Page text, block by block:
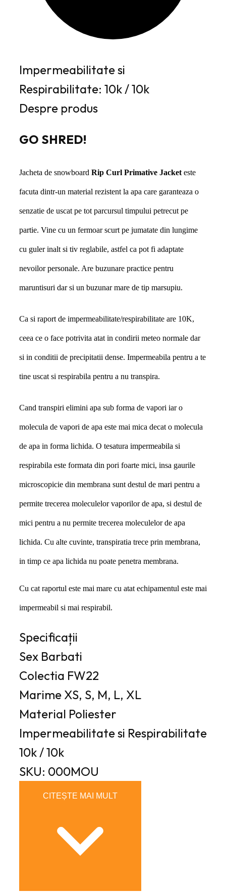
Impermeabilitate si
Respirabilitate: 10k / 10k
Despre produs
GO SHRED!
Jacheta de snowboard Rip Curl Primative Jacket este
facuta dintr-un material rezistent la apa care garanteaza o
senzatie de uscat pe tot parcursul timpului petrecut pe
partie. Vine cu un fermoar scurt pe jumatate din lungime
cu guler inalt si tiv reglabile, astfel ca pot fi adaptate
nevoilor personale. Are buzunare practice pentru
maruntisuri dar si un buzunar mare de tip marsupiu.
Ca si raport de impermeabilitate/respirabilitate are 10K,
ceea ce o face potrivita atat in condirii meteo normale dar
si in conditii de precipitatii dense. Impermeabila pentru a te
tine uscat si respirabila pentru a nu transpira.
Cand transpiri elimini apa sub forma de vapori iar o
molecula de vapori de apa este mai mica decat o molecula
de apa in forma lichida. O tesatura impermeabila si
respirabila este formata din pori foarte mici, insa gaurile
microscopicie din membrana sunt destul de mari pentru a
permite trecerea moleculelor vaporilor de apa, si destul de
mici pentru a nu permite trecerea moleculelor de apa
lichida. Cu alte cuvinte, transpiratia trece prin membrana,
in timp ce apa lichida nu poate penetra membrana.
Cu cat raportul este mai mare cu atat echipamentul este mai
impermeabil si mai respirabil.
Specificații
Sex Barbati
Colectia FW22
Marime XS, S, M, L, XL
Material Poliester
Impermeabilitate si Respirabilitate
10k / 10k
SKU: 000MOU